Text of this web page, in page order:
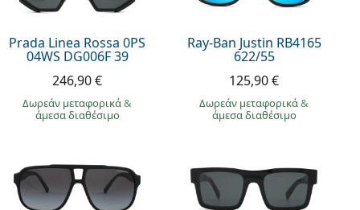
Prada Linea Rossa 0PS
04WS DG006F 39
246,90 €
Δωρεάν μεταφορικά&
άμεσα διαθέσιμο
Ray-Ban Justin RB4165
622/55
125,90 €
Δωρεάν μεταφορικά&
άμεσα διαθέσιμο